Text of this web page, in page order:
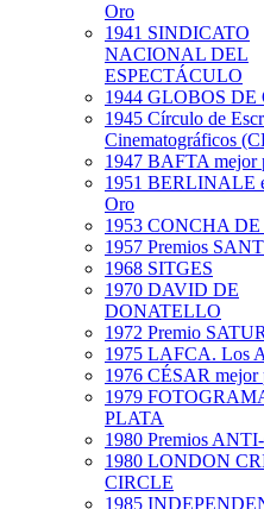
Oro
1941 SINDICATO
NACIONAL DEL
ESPECTÁCULO
1944 GLOBOS DE
1945 Círculo de
Cinematográficos
1947 BAFTA mejor
1951 BERLINALE
Oro
1953 CONCHA DE
1957 Premios
1968 SITGES
1970 DAVID DE
DONATELLO
1972 Premio
1975 LAFCA. Los
1976 CÉSAR mejor
1979
PLATA
1980 Premios
1980 LONDON
CIRCLE
1985